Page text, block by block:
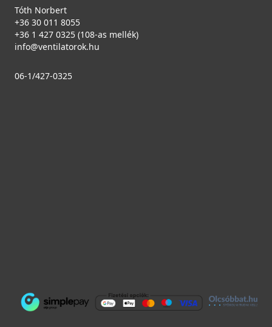
Tóth Norbert
+36 30 011 8055
+36 1 427 0325 (108-as mellék)
info@ventilatorok.hu
06-1/427-0325